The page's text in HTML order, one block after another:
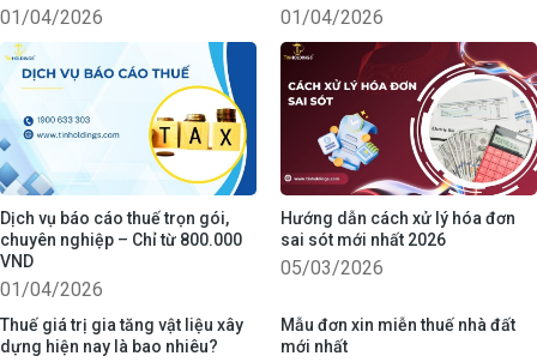
01/04/2026 01/04/2026
Dịch vụ báo cáo thuế trọn gói,
chuyên nghiệp – Chỉ từ 800.000
VND
01/04/2026
Hướng dẫn cách xử lý hóa đơn
sai sót mới nhất 2026
05/03/2026
Thuế giá trị gia tăng vật liệu xây
dựng hiện nay là bao nhiêu?
Mẫu đơn xin miễn thuế nhà đất
mới nhất